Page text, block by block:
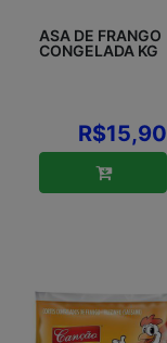
ASA DE FRANGO
CONGELADA KG
R$15,90